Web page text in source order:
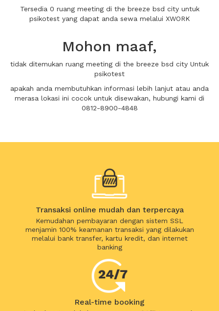
Tersedia 0 ruang meeting di the breeze bsd city untuk
psikotest yang dapat anda sewa melalui XWORK
Mohon maaf,
tidak ditemukan ruang meeting di the breeze bsd city Untuk
psikotest
apakah anda membutuhkan informasi lebih lanjut atau anda
merasa lokasi ini cocok untuk disewakan, hubungi kami di
0812-8900-4848
Transaksi online mudah dan terpercaya
Kemudahan pembayaran dengan sistem SSL
menjamin 100% keamanan transaksi yang dilakukan
melalui bank transfer, kartu kredit, dan internet
banking
Real-time booking